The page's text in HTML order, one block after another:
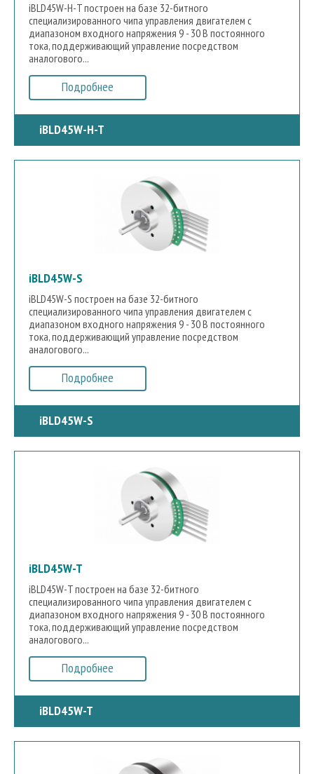
iBLD45W-H-T построен на базе 32-битного
специализированного чипа управления двигателем с
диапазоном входного напряжения 9 - 30 В постоянного
тока, поддерживающий управление посредством
аналогового...
Подробнее
iBLD45W-H-T
iBLD45W-S
iBLD45W-S построен на базе 32-битного
специализированного чипа управления двигателем с
диапазоном входного напряжения 9 - 30 В постоянного
тока, поддерживающий управление посредством
аналогового...
Подробнее
iBLD45W-S
iBLD45W-T
iBLD45W-T построен на базе 32-битного
специализированного чипа управления двигателем с
диапазоном входного напряжения 9 - 30 В постоянного
тока, поддерживающий управление посредством
аналогового...
Подробнее
iBLD45W-T